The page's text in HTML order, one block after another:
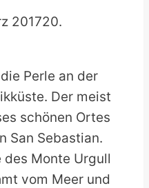
201720.
Perle an der
Der meist
schönen Ortes
San Sebastian.
des Monte Urgull
vom Meer und